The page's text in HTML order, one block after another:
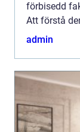
förbisedd
Att förstå
för
admin